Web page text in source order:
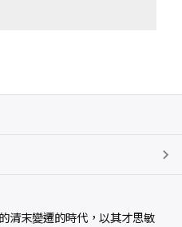
清末變遷的時代，以其才思敏